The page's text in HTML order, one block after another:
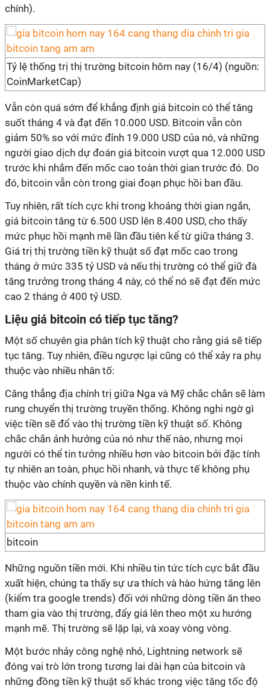
chính).
Tỷ lệ thống trị thị trường bitcoin hôm nay (16/4) (nguồn:
CoinMarketCap)
Vẫn còn quá sớm để khẳng định giá bitcoin có thể tăng
suốt tháng 4 và đạt đến 10.000 USD. Bitcoin vẫn còn
giảm 50% so với mức đỉnh 19.000 USD của nó, và những
người giao dịch dự đoán giá bitcoin vượt qua 12.000 USD
trước khi nhắm đến mốc cao toàn thời gian trước đó. Do
đó, bitcoin vẫn còn trong giai đoạn phục hồi ban đầu.
Tuy nhiên, rất tích cực khi trong khoảng thời gian ngắn,
giá bitcoin tăng từ 6.500 USD lên 8.400 USD, cho thấy
mức phục hồi mạnh mẽ lần đầu tiên kể từ giữa tháng 3.
Giá trị thị trường tiền kỹ thuật số đạt mốc cao trong
tháng ở mức 335 tỷ USD và nếu thị trường có thể giữ đà
tăng trưởng trong tháng 4 này, có thể nó sẽ đạt đến mức
cao 2 tháng ở 400 tỷ USD.
Liệu giá bitcoin có tiếp tục tăng?
Một số chuyên gia phân tích kỹ thuật cho rằng giá sẽ tiếp
tục tăng. Tuy nhiên, điều ngược lại cũng có thể xảy ra phụ
thuộc vào nhiều nhân tố:
Căng thẳng địa chính trị giữa Nga và Mỹ chắc chắn sẽ làm
rung chuyển thị trường truyền thống. Không nghi ngờ gì
việc tiền sẽ đổ vào thị trường tiền kỹ thuật số. Không
chắc chắn ảnh hưởng của nó như thế nào, nhưng mọi
người có thể tin tưởng nhiều hơn vào bitcoin bởi đặc tính
tự nhiên an toàn, phục hồi nhanh, và thực tế không phụ
thuộc vào chính quyền và nền kinh tế.
bitcoin
Những nguồn tiền mới. Khi nhiều tin tức tích cực bắt đầu
xuất hiện, chúng ta thấy sự ưa thích và hào hứng tăng lên
(kiểm tra google trends) đối với những dòng tiền ăn theo
tham gia vào thị trường, đẩy giá lên theo một xu hướng
mạnh mẽ. Thị trường sẽ lặp lại, và xoay vòng vòng.
Một bước nhảy công nghệ nhỏ, Lightning network sẽ
đóng vai trò lớn trong tương lai dài hạn của bitcoin và
những đồng tiền kỹ thuật số khác trong việc tăng tốc độ